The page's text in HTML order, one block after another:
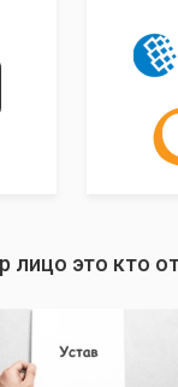
лицо это кто